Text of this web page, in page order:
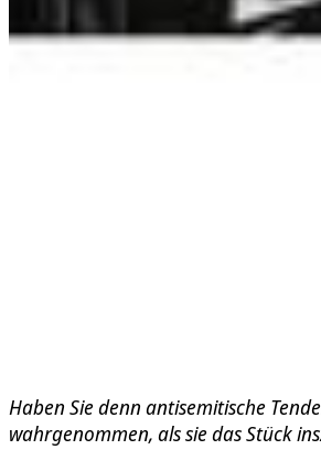
Haben Sie denn antisemitische
wahrgenommen, als sie das Stück